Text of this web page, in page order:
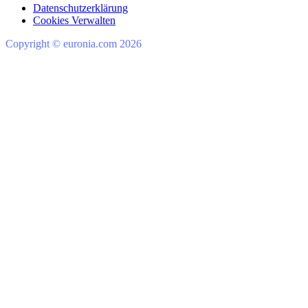
Datenschutzerklärung
Cookies Verwalten
Copyright © euronia.com 2026